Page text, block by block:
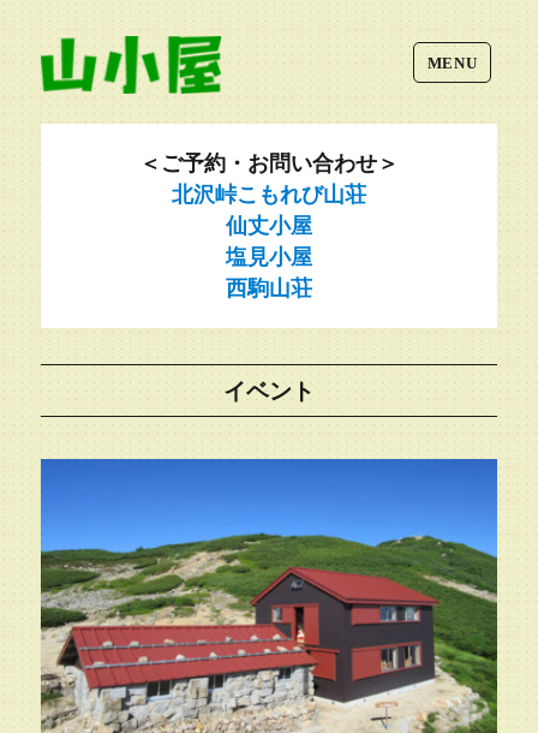
MENU
＜ご予約・お問い合わせ＞
北沢峠こもれび山荘
仙丈小屋
塩見小屋
西駒山荘
イベント